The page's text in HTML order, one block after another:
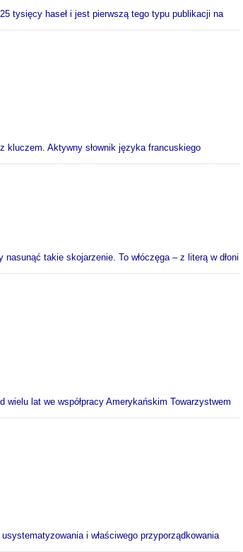
tysięcy haseł i jest pierwszą tego typu publikacji na
kluczem. Aktywny słownik języka francuskiego
takie skojarzenie. To włóczęga – z literą w dłoni
lat we współpracy Amerykańskim Towarzystwem
i właściwego przyporządkowania